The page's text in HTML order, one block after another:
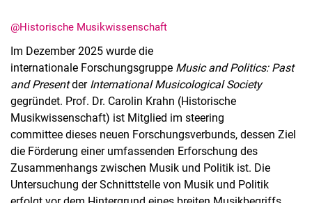
Aktuelles
Termine
@Historische Musikwissenschaft
Im Dezember 2025 wurde die
internationale Forschungsgruppe Music and Politics: Past
and Presentder International Musicological Society
gegründet. Prof. Dr. Carolin Krahn (Historische
Musikwissenschaft) ist Mitglied im steering
committee dieses neuen Forschungsverbunds, dessen Ziel
die Förderung einer umfassenden Erforschung des
Zusammenhangs zwischen Musik und Politik ist. Die
Untersuchung der Schnittstelle von Musik und Politik